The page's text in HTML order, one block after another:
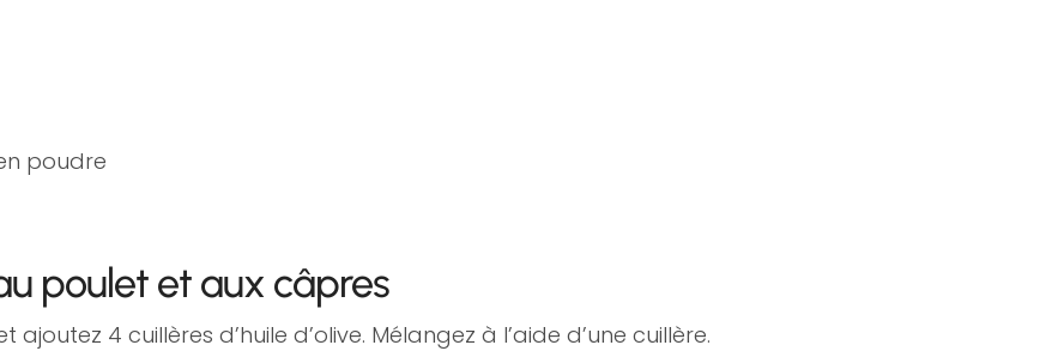
poudre
poulet et aux câpres
4 cuillères d’huile d’olive. Mélangez à l’aide d’une cuillère.